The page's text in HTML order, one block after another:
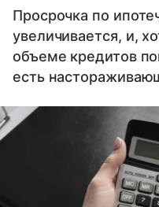
Просрочка по
увеличивается, и,
объеме кредитов
есть